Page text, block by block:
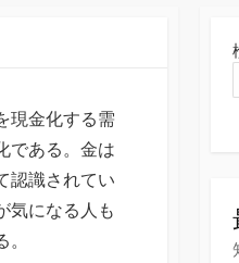
現金化する需
である。金は
認識されてい
気になる人も